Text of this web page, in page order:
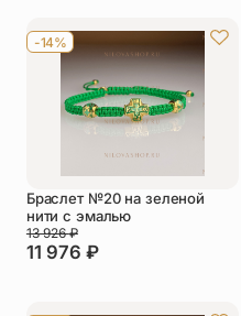
-14%
Браслет №20 на зеленой
нити с эмалью
11 976 ₽
13 926₽